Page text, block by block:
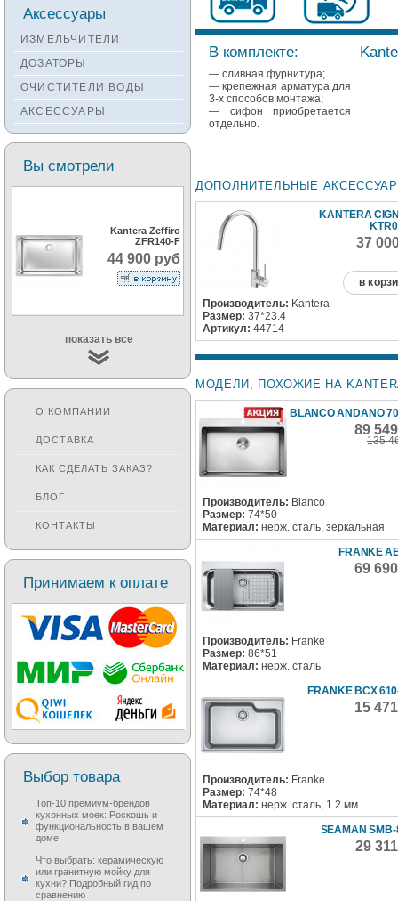
В комплекте:
— сливная фурнитура;
— крепежная арматура для
3-х способов монтажа;
— сифон приобретается
отдельно.
ДОПОЛНИТЕЛЬНЫЕ
KANTERA
37
в
Производитель: Kantera
Размер: 37*23.4
Артикул: 44714
МОДЕЛИ, ПОХОЖИЕ НА
BLANCO ANDANO
89
135
Производитель: Blanco
Размер: 74*50
Материал: нерж. сталь, зеркальная
FRANKE
69
Производитель: Franke
Размер: 86*51
Материал: нерж. сталь
FRANKE BCX
15
Производитель: Franke
Размер: 74*48
Материал: нерж. сталь, 1.2 мм
SEAMAN
29
Смесители KANTERA
Смесители SEAMAN
Смесители
Zigmund&Shtain
Смесители OULIN
Смесители под бронзу
Аксессуары
ИЗМЕЛЬЧИТЕЛИ
ДОЗАТОРЫ
ОЧИСТИТЕЛИ ВОДЫ
АКСЕССУАРЫ
Вы смотрели
Kantera Zeffiro
ZFR140-F
44 900 руб
показать все
О КОМПАНИИ
ДОСТАВКА
КАК СДЕЛАТЬ ЗАКАЗ?
БЛОГ
КОНТАКТЫ
Принимаем к оплате
Выбор товара
Топ-10 премиум-брендов
кухонных моек: Роскошь и
функциональность в вашем
доме
Что выбрать: керамическую
или гранитную мойку для
кухни? Подробный гид по
сравнению